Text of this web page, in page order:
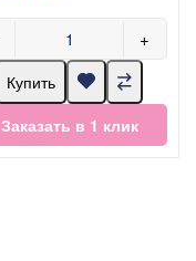
+
Купить
Заказать в 1 клик